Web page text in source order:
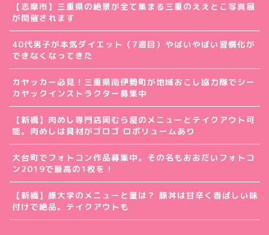
【志摩市】三重県の絶景が全て集まる三重のええとこ写真展
が開催されます
40代男子が本気ダイエット（7週目）やばいやばい習慣化が
できなくなってきた
カヤッカー必見！三重県南伊勢町が地域おこし協力隊でシー
カヤックインストラクター募集中
【新橋】肉めし専門店岡むら屋のメニューとテイクアウト可
能。肉めしは具材がゴロゴ ロボリュームあり
大台町でフォトコン作品募集中。その名もおおだいフォトコ
ン2019で最高の1枚を！
【新橋】豚大学のメニューと量は？ 豚丼は甘辛く香ばしい味
付けで絶品。テイクアウトも